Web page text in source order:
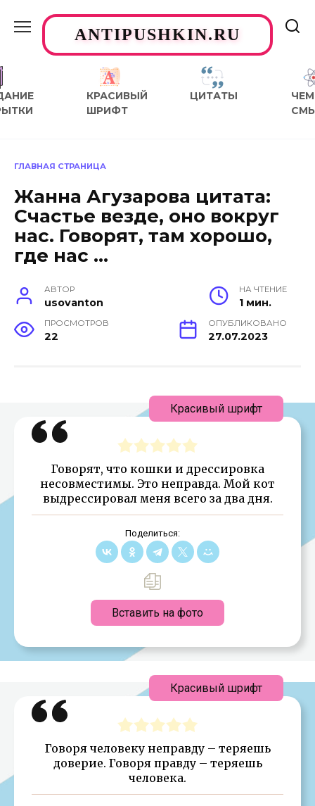
содержаниюANTIPUSHKIN.RU
КРАСИВЫЙ
ШРИФТ
ЦИТАТЫ
ЧЕМ
ГЛАВНАЯ СТРАНИЦА
Жанна Агузарова цитата:
Счастье везде, оно вокруг
нас. Говорят, там хорошо,
где нас …
АВТОР
usovanton
НА ЧТЕНИЕ
1 мин.
ПРОСМОТРОВ
22
ОПУБЛИКОВАНО
27.07.2023
Говорят, что кошки и дрессировка
несовместимы. Это неправда. Мой кот
выдрессировал меня всего за два дня.
Поделиться:
Вставить на фото
Красивый шрифт
Говоря человеку неправду – теряешь
доверие. Говоря правду – теряешь
человека.
Красивый шрифт